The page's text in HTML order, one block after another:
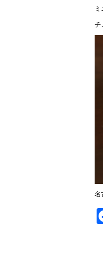
チ
名